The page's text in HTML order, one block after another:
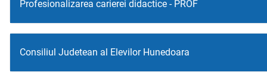
Profesionalizarea carierei didactice - PROF
Consiliul Judetean al Elevilor Hunedoara